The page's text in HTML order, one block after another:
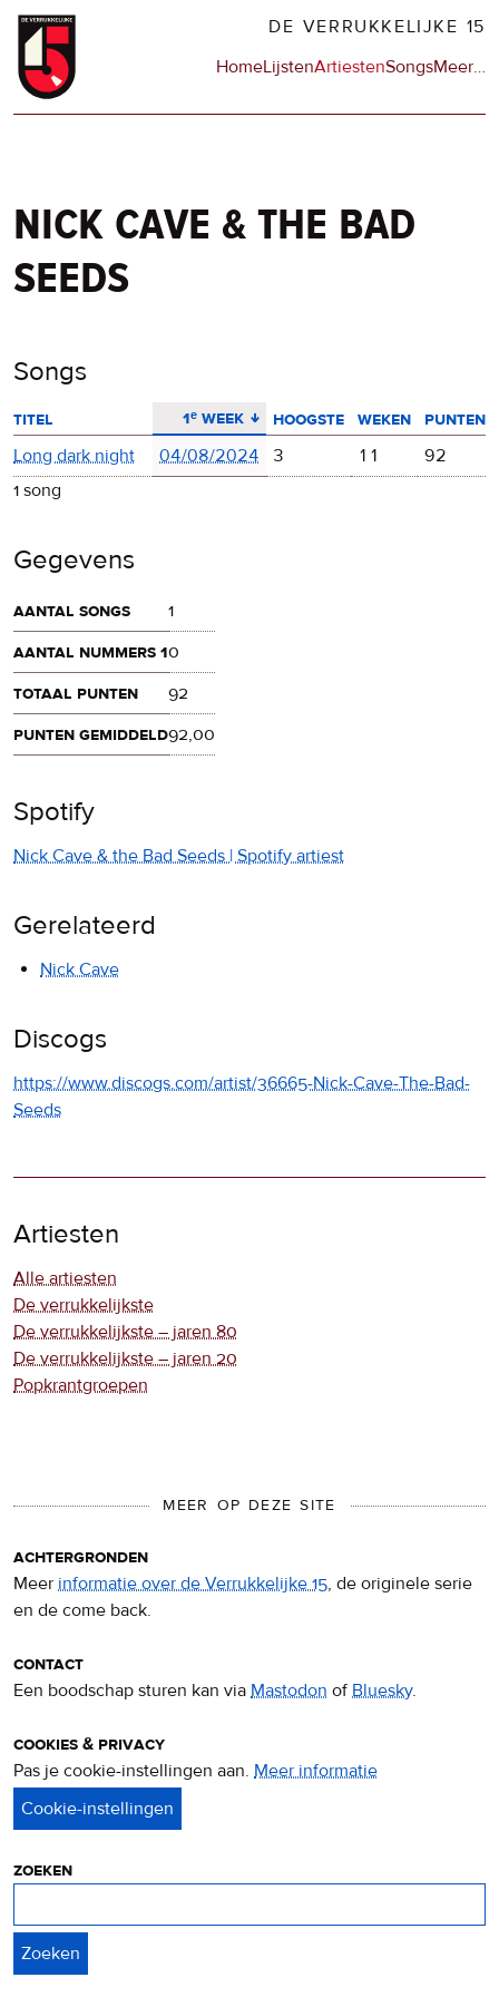
Overslaan
naar
DE VERRUKKELIJKE 15
Hoofdnavigatie
HomeLijstenArtiestenSongsMeerop
…
nick cave & the bad
seeds
Songs
titel 1ᵉ week
aflopend sorteren hoogste weken
punten
Long dark night
04/08/2024 3 11
92
1 song
Gegevens
aantal songs
1
aantal nummers 10
totaal punten
92
punten gemiddeld92,00
Spotify
Nick Cave & the Bad Seeds | Spotify artiest
Gerelateerd
Nick Cave
Discogs
https://www.discogs.com/artist/36665-Nick-Cave-The-Bad-
Seeds
Artiesten
Alle artiesten
De verrukkelijkste
De verrukkelijkste – jaren 80
De verrukkelijkste – jaren 20
Popkrantgroepen
MEER OP DEZE SITE
achtergronden
Meer informatie over de Verrukkelijke 15, de originele serie
en de come back.
contact
Een boodschap sturen kan via Mastodon ofBluesky.
cookies & privacy
Pas je cookie-instellingen aan. Meer informatie
zoeken